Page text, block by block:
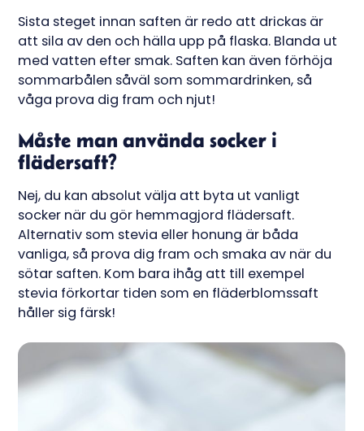
Sista steget innan saften är redo att drickas är
att sila av den och hälla upp på flaska. Blanda ut
med vatten efter smak. Saften kan även förhöja
sommarbålen såväl som sommardrinken, så
våga prova dig fram och njut!
Måste man använda socker i
flädersaft?
Nej, du kan absolut välja att byta ut vanligt
socker när du gör hemmagjord flädersaft.
Alternativ som stevia eller honung är båda
vanliga, så prova dig fram och smaka av när du
sötar saften. Kom bara ihåg att till exempel
stevia förkortar tiden som en fläderblomssaft
håller sig färsk!